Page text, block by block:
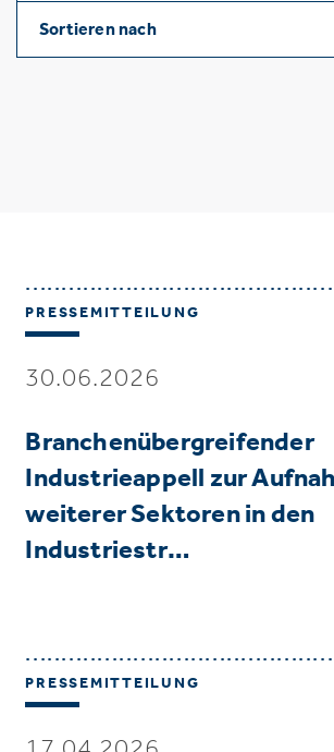
Sortieren nach
PRESSEMITTEILUNG
30.06.2026
Branchenübergreifender
Industrieappell zur
weiterer Sektoren in den
Industriestr…
PRESSEMITTEILUNG